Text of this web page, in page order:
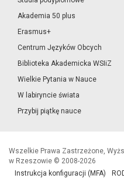
Akademia 50 plus
Erasmus+
Centrum Języków Obcych
Biblioteka Akademicka WSIiZ
Wielkie Pytania w Nauce
W labiryncie świata
Przybij piątkę nauce
Wszelkie Prawa Zastrzeżone,
w Rzeszowie © 2008-2026
Instrukcja konfiguracji (MFA)